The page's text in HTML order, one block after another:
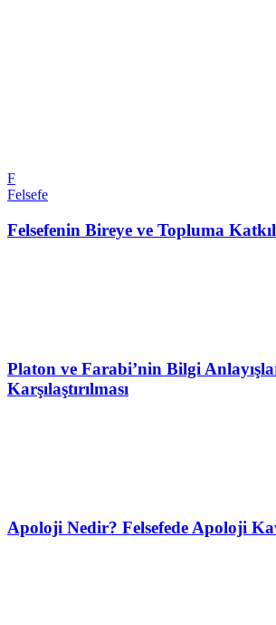
F
Felsefe
Felsefenin Bireye ve Topluma
Platon ve Farabi’nin Bilgi
Karşılaştırılması
Apoloji Nedir? Felsefede Apoloji